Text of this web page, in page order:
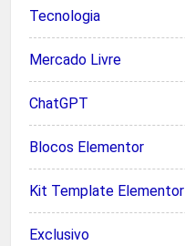
Tecnologia
Mercado Livre
ChatGPT
Blocos Elementor
Kit Template Elementor
Exclusivo